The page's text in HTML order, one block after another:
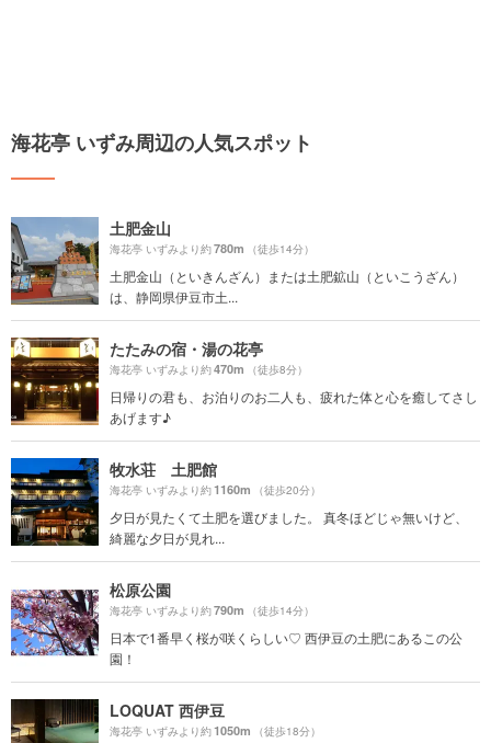
海花亭 いずみ周辺の人気スポット
土肥金山
海花亭 いずみより約780m （徒歩14分）
土肥金山（といきんざん）または土肥鉱山（といこうざん）
は、静岡県伊豆市土...
たたみの宿・湯の花亭
海花亭 いずみより約470m （徒歩8分）
日帰りの君も、お泊りのお二人も、疲れた体と心を癒してさし
あげます♪
牧水荘 土肥館
海花亭 いずみより約1160m （徒歩20分）
夕日が見たくて土肥を選びました。 真冬ほどじゃ無いけど、
綺麗な夕日が見れ...
松原公園
海花亭 いずみより約790m （徒歩14分）
日本で1番早く桜が咲くらしい♡ 西伊豆の土肥にあるこの公
園！
LOQUAT 西伊豆
海花亭 いずみより約1050m （徒歩18分）